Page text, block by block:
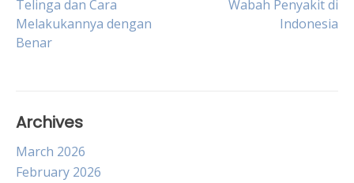
navigation
Telinga dan Cara
Melakukannya dengan
Benar
Wabah Penyakit di
Indonesia
Archives
March 2026
February 2026